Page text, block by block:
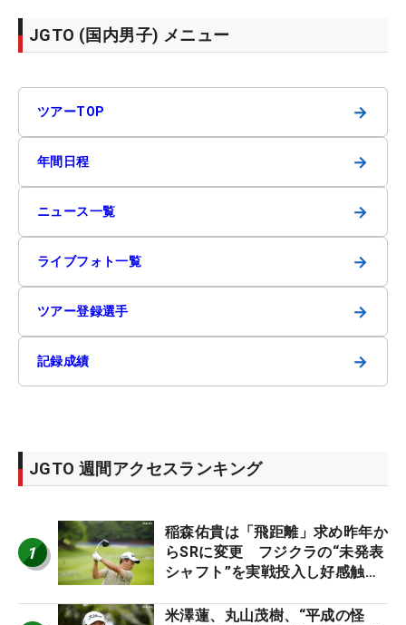
JGTO (国内男子) メニュー
ツアーTOP →
年間日程 →
ニュース一覧 →
ライブフォト一覧 →
ツアー登録選手 →
記録成績 →
JGTO 週間アクセスランキング
1
稲森佑貴は「飛距離」求め昨年か
らSRに変更 フジクラの“未発表
シャフト”を実戦投入し好感触
ーのヒトネタ！】
米澤蓮、丸山茂樹、“平成の怪